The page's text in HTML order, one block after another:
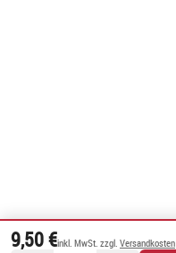
9,50 €inkl. MwSt. zzgl. Versandkosten